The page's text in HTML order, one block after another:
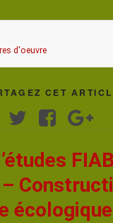
d'oeuvre
CET
Twitter Facebook
écologique